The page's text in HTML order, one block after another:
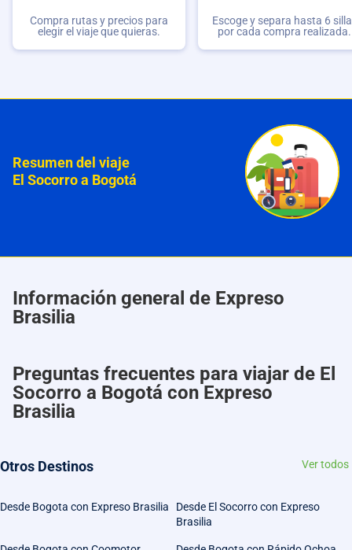
Compra rutas y precios para
elegir el viaje que quieras.
Escoge y separa hasta 6
por cada compra realizada.
Resumen del viaje
El Socorro a Bogotá
Información general de Expreso
Brasilia
Preguntas frecuentes para viajar de El
Socorro a Bogotá con Expreso
Brasilia
Otros Destinos Ver todos
Desde Bogota con Expreso Brasilia
Desde El Socorro con Expreso
Brasilia